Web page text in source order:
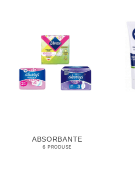
ABSORBANTE
6 PRODUSE